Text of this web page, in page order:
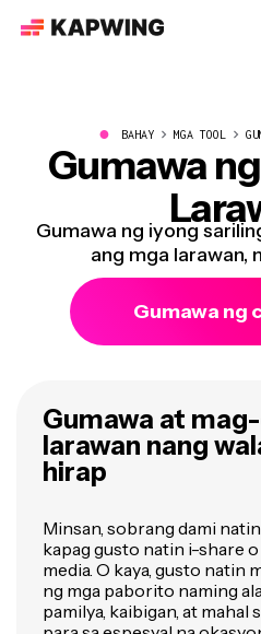
● BAHAY MGA TOOL
Gumawa
Gumawa ng iyong
ang mga larawan,
Gumawa ng
Gumawa at
larawan nang
hirap
Minsan, sobrang dami
kapag gusto natin i-share
media. O kaya, gusto natin
ng mga paborito naming
pamilya, kaibigan, at mahal